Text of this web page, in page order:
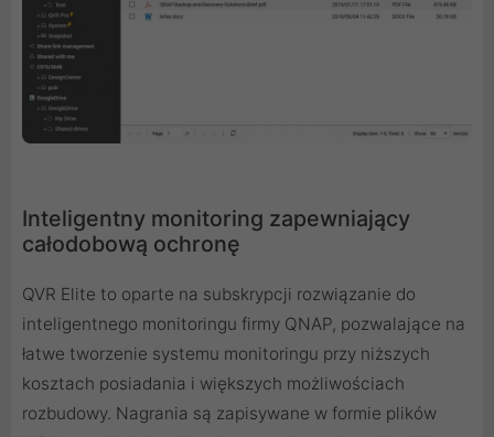
Inteligentny monitoring zapewniający
całodobową ochronę
QVR Elite to oparte na subskrypcji rozwiązanie do
inteligentnego monitoringu firmy QNAP, pozwalające na
łatwe tworzenie systemu monitoringu przy niższych
kosztach posiadania i większych możliwościach
rozbudowy. Nagrania są zapisywane w formie plików